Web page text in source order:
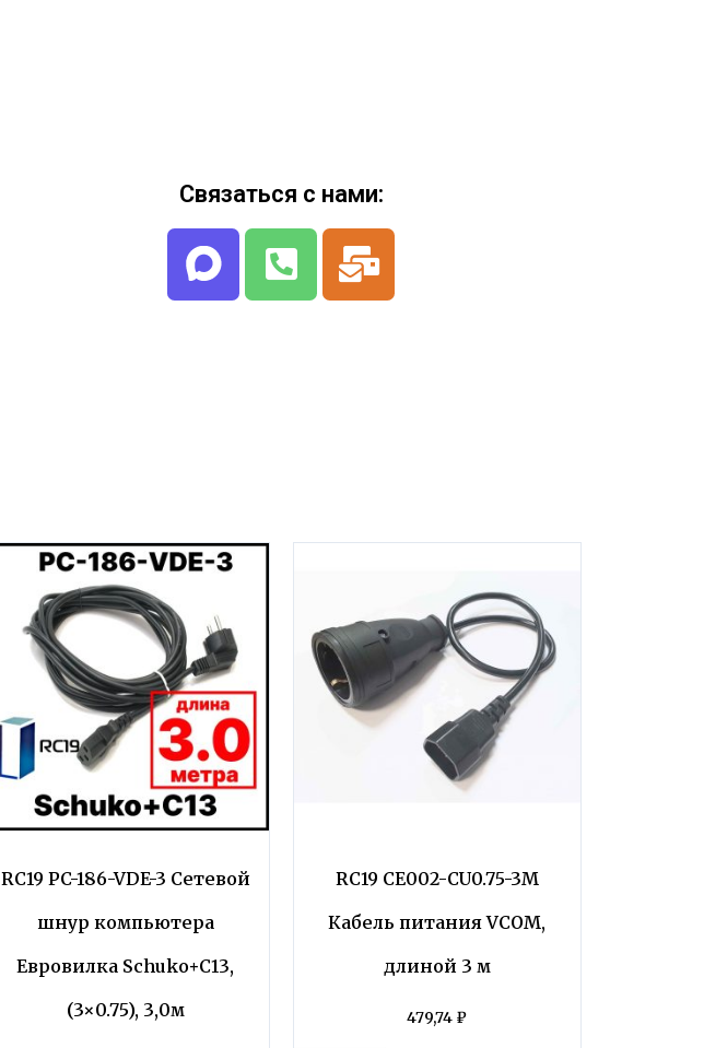
Связаться с нами:
RC19 PC-186-VDE-3 Сетевой
шнур компьютера
Евровилка Schuko+C13,
(3×0.75), 3,0м
RC19 CE002-CU0.75-3M
Кабель питания VCOM,
длиной 3 м
479,74 ₽